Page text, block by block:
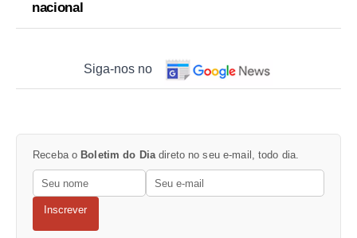
nacional
Siga-nos no
Receba o Boletim do Dia direto no seu e-mail, todo dia.
Inscrever